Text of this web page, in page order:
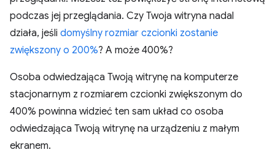
podczas jej przeglądania. Czy Twoja witryna nadal
działa, jeśli domyślny rozmiar czcionki zostanie
zwiększony o 200%? A może 400%?
Osoba odwiedzająca Twoją witrynę na komputerze
stacjonarnym z rozmiarem czcionki zwiększonym do
400% powinna widzieć ten sam układ co osoba
odwiedzająca Twoją witrynę na urządzeniu z małym
ekranem.